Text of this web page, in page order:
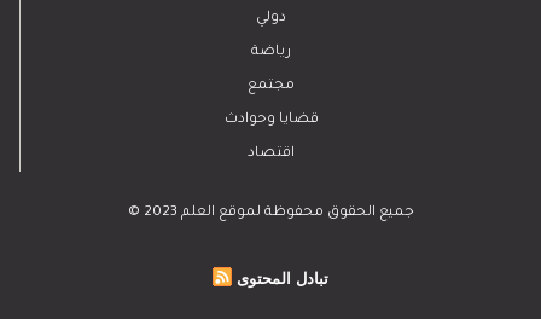
دولي
رياضة
مجتمع
قضايا وحوادث
اقتصاد
© 2023 جميع الحقوق محفوظة لموقع العلم
تبادل المحتوى